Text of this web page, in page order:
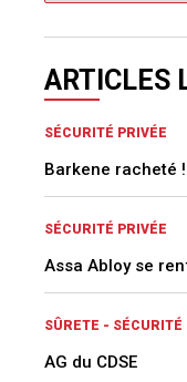
ARTICLES
SÉCURITÉ PRIVÉE
Barkene racheté !
SÉCURITÉ PRIVÉE
Assa Abloy se
SÛRETE - SÉCURITÉ
AG du CDSE